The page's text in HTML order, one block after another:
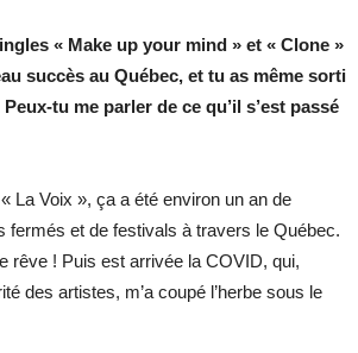
« Make up your mind » et « Clone »
succès au Québec, et tu as même sorti
tu me parler de ce qu’il s’est passé
La Voix », ça a été environ un an de
fermés et de festivals à travers le Québec.
rêve ! Puis est arrivée la COVID, qui,
des artistes, m’a coupé l’herbe sous le